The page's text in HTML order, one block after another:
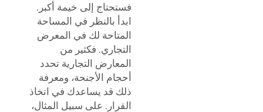
فستحتاج إلى خيمة أكبر.
ابدأ بالنظر في المساحة
المتاحة لك في المعرض
التجاري. فكثير من
المعارض التجارية تحدد
أحجام الأجنحة، ومعرفة
ذلك قد يساعدك في اتخاذ
القرار. على سبيل المثال،